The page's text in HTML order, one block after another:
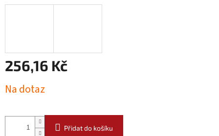
256,16 Kč
cena:
Na dotaz
Přidat do košíku